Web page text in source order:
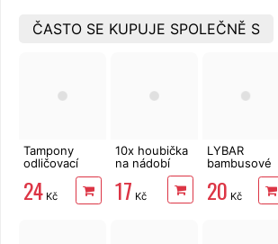
ČASTO SE KUPUJE SPOLEČNĚ S
Tampony
odličovací
LINTEO 120
ks
24 Kč
10x houbička
na nádobí
17 Kč
LYBAR
bambusové
tyčinky 200
ks
20 Kč